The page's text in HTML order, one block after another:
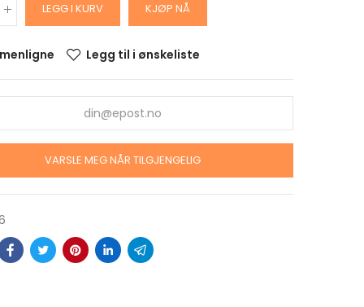
LEGG I KURV KJØP NÅ
Legg til i ønskeliste
VARSLE MEG NÅR TILGJENGELIG